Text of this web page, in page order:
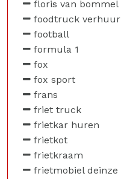
floris van bommel
foodtruck verhuur
football
formula 1
fox
fox sport
frans
friet truck
frietkar huren
frietkot
frietkraam
frietmobiel deinze